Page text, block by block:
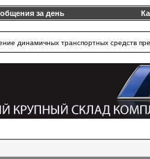
за день
динамичных транспортных средств